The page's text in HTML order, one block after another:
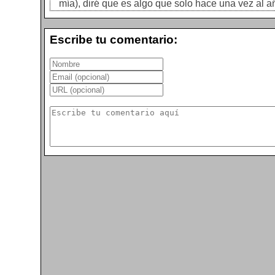
mía), diré que es algo que solo hace una vez al
Escribe tu comentario: